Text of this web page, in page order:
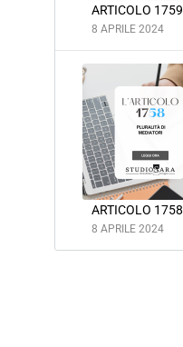
ARTICOLO 1759
8 APRILE 2024
ARTICOLO 1758
8 APRILE 2024